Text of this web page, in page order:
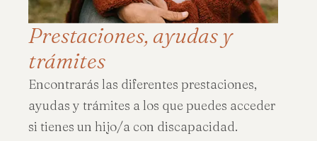
Prestaciones, ayudas y
trámites
Encontrarás las diferentes prestaciones,
ayudas y trámites a los que puedes acceder
si tienes un hijo/a con discapacidad.